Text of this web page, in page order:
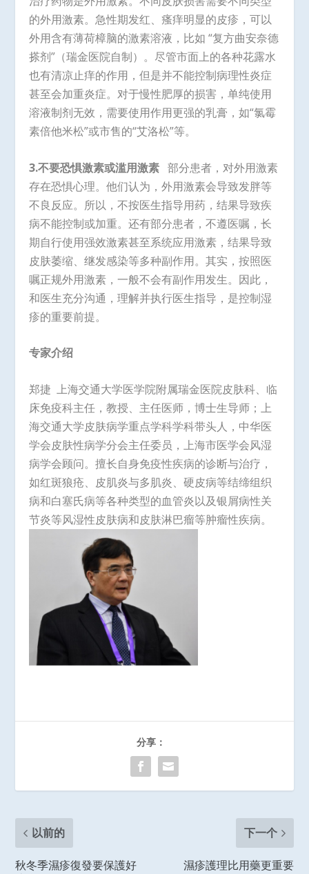
的外用激素。急性期发红、瘙痒明显的皮疹，可以
外用含有薄荷樟脑的激素溶液，比如 “复方曲安奈德
搽剂”（瑞金医院自制）。尽管市面上的各种花露水
也有清凉止痒的作用，但是并不能控制病理性炎症
甚至会加重炎症。对于慢性肥厚的损害，单纯使用
溶液制剂无效，需要使用作用更强的乳膏，如“氯霉
素倍他米松”或市售的“艾洛松”等。
3.不要恐惧激素或滥用激素部分患者，对外用激素
存在恐惧心理。他们认为，外用激素会导致发胖等
不良反应。所以，不按医生指导用药，结果导致疾
病不能控制或加重。还有部分患者，不遵医嘱，长
期自行使用强效激素甚至系统应用激素，结果导致
皮肤萎缩、继发感染等多种副作用。其实，按照医
嘱正规外用激素，一般不会有副作用发生。因此，
和医生充分沟通，理解并执行医生指导，是控制湿
疹的重要前提。
专家介绍
郑捷 上海交通大学医学院附属瑞金医院皮肤科、临
床免疫科主任，教授、主任医师，博士生导师；上
海交通大学皮肤病学重点学科学科带头人，中华医
学会皮肤性病学分会主任委员，上海市医学会风湿
病学会顾问。擅长自身免疫性疾病的诊断与治疗，
如红斑狼疮、皮肌炎与多肌炎、硬皮病等结缔组织
病和白塞氏病等各种类型的血管炎以及银屑病性关
节炎等风湿性皮肤病和皮肤淋巴瘤等肿瘤性疾病。
分享：
以前的
秋冬季濕疹復發要保護好
下一个
濕疹護理比用藥更重要